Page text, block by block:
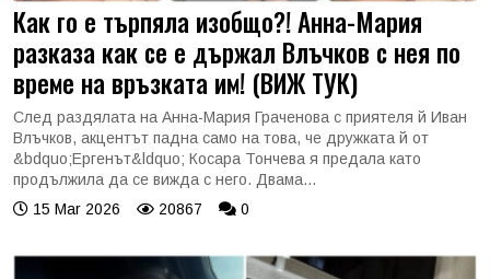
Как го е търпяла изобщо?! Анна-Мария
разказа как се е държал Влъчков с нея по
време на връзката им! (ВИЖ ТУК)
След раздялата на Анна-Мария Граченова с приятеля й Иван
Влъчков, акцентът падна само на това, че дружката й от
&bdquo;Ергенът&ldquo; Косара Тончева я предала като
продължила да се вижда с него. Двама...
15 Mar 2026
20867 0